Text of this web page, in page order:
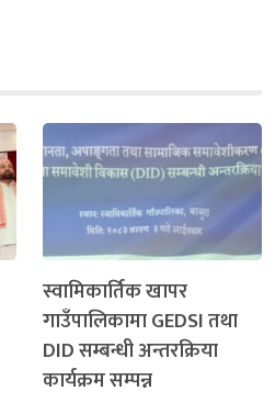
स्वामिकार्तिक खापर
गाउँपालिकामा GEDSI तथा
DID सम्बन्धी अन्तरक्रिया
कार्यक्रम सम्पन्न